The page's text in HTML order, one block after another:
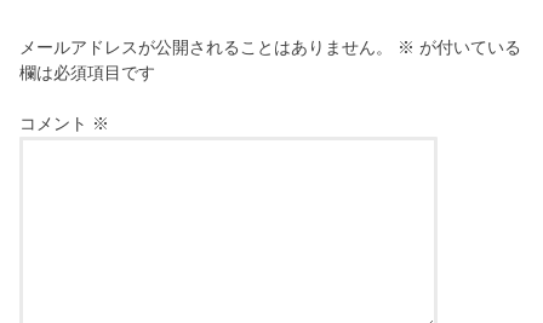
メールアドレスが公開されることはありません。 ※ が付いている
欄は必須項目です
コメント ※